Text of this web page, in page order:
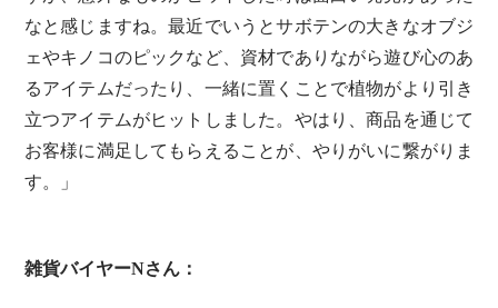
なと感じますね。最近でいうとサボテンの大きなオブジ
ェやキノコのピックなど、資材でありながら遊び心のあ
るアイテムだったり、一緒に置くことで植物がより引き
立つアイテムがヒットしました。やはり、商品を通じて
お客様に満足してもらえることが、やりがいに繋がりま
す。」
雑貨バイヤーNさん：